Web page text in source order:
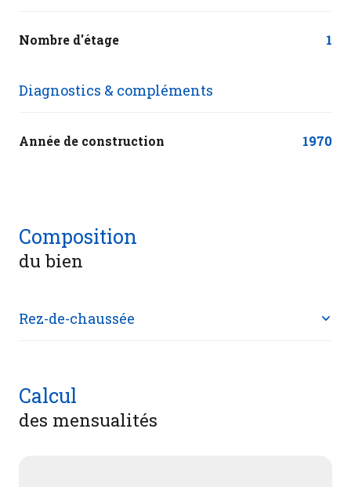
Nombre d'étage 1
Diagnostics & compléments
Année de construction 1970
Composition
du bien
Rez-de-chaussée
bureau
bureau
Calcul
des mensualités